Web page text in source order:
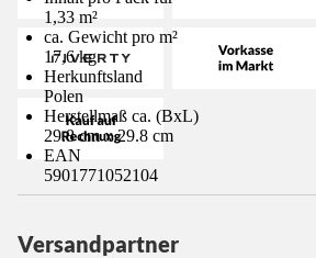
1,33 m²
ca. Gewicht pro m²
17,6 kg
Herkunftsland
Polen
Herstellmaß ca. (BxL)
29.8 cm x 29.8 cm
EAN
5901771052104
Versandpartner